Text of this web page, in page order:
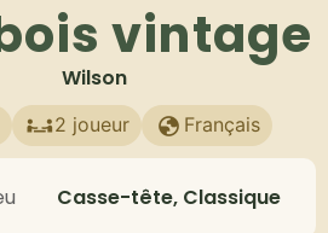
vintage
Wilson
2 joueur Français
Casse-tête, Classique